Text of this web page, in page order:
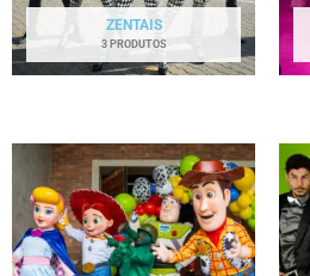
ZENTAIS
3 PRODUTOS